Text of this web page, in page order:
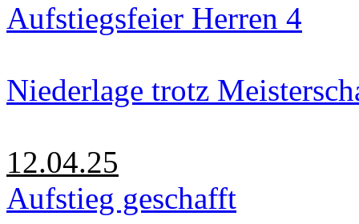
Aufstiegsfeier Herren 4
Niederlage trotz
12.04.25
Aufstieg geschafft